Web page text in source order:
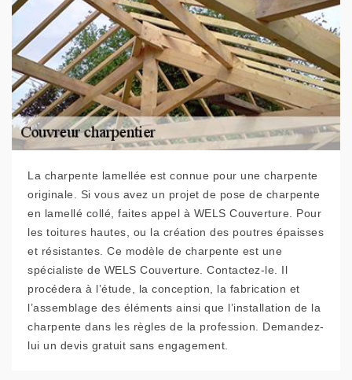
La charpente lamellée est connue pour une charpente
originale. Si vous avez un projet de pose de charpente
en lamellé collé, faites appel à WELS Couverture. Pour
les toitures hautes, ou la création des poutres épaisses
et résistantes. Ce modèle de charpente est une
spécialiste de WELS Couverture. Contactez-le. Il
procédera à l’étude, la conception, la fabrication et
l’assemblage des éléments ainsi que l’installation de la
charpente dans les règles de la profession. Demandez-
lui un devis gratuit sans engagement.